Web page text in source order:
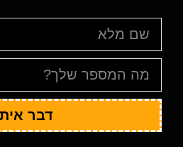
דבר